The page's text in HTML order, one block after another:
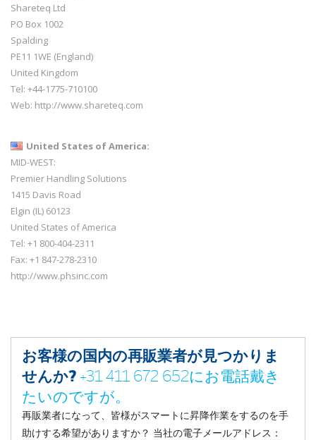
Shareteq Ltd
PO Box 1002
Spalding
PE11 1WE (England)
United Kingdom
Tel: +44-1775-710100
Web: http://www.shareteq.com
United States of America:
MID-WEST:
Premier Handling Solutions
1415 Davis Road
Elgin (IL) 60123
United States of America
Tel: +1 800-404-2311
Fax: +1 847-278-2310
http://www.phsinc.com
お客様の国内の再販業者が見つかりま
せんか? +31 411 672 652にお電話戴き
たいのですが。
再販業者になって、皆様がスマートに昇降作業をするのを手
助けする希望がありますか？ 当社の電子メールアドレス：